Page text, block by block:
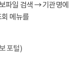
파일 검색 → 기관명에
메뉴를
포털)